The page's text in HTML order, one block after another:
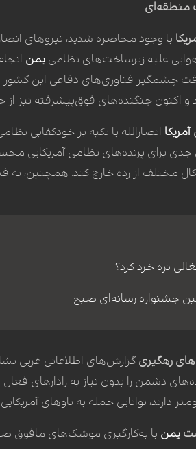
منطقه‌ای
با وجود محاصره شدید، نیروهای
علیه زیرساخت‌های نظامی یمن
چشمگیر فناوری‌های دفاعی این کشور
و اکنون جنگنده‌های فوق‌پیشرفته نیز از
آمریکا
انصارالله با تکیه بر
برای پرنده‌های نظامی آمریکایی
پیشرفته‌ای مانند اف-۱۸ را به اشکال مختلف از
تره خرد کرد؟
رهگیری گزارش‌های اطلاعاتی غربی
دشمن را بدون نیاز به رادارهای
یمن با به‌کارگیری موشک‌های مافوق